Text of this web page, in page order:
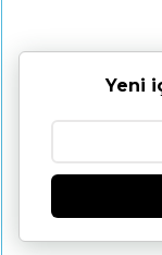
Yeni